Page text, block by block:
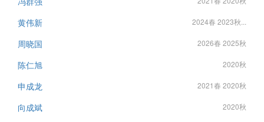
黄伟新 2024春 2023秋...
周晓国 2026春 2025秋
陈仁旭 2020秋
申成龙 2021春 2020秋
向成斌 2020秋